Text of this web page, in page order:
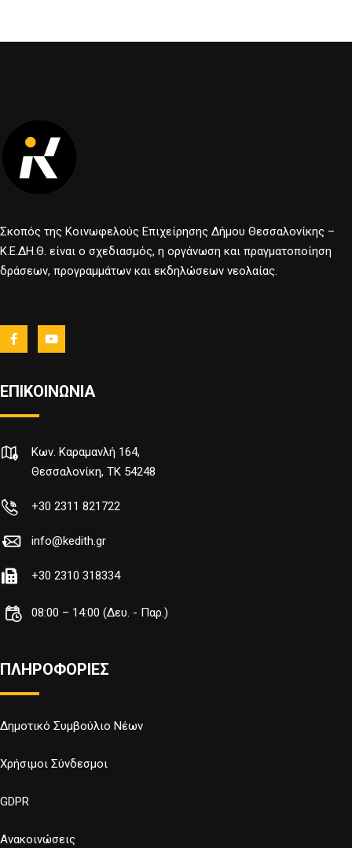
Σκοπός της Κοινωφελούς Επιχείρησης Δήμου Θεσσαλονίκης –
Κ.Ε.ΔΗ.Θ. είναι ο σχεδιασμός, η οργάνωση και πραγματοποίηση
δράσεων, προγραμμάτων και εκδηλώσεων νεολαίας.
ΕΠΙΚΟΙΝΩΝΙΑ
Κων. Καραμανλή 164,
Θεσσαλονίκη, TK 54248
+30 2311 821722
info@kedith.gr
+30 2310 318334
08:00 – 14:00 (Δευ. - Παρ.)
ΠΛΗΡΟΦΟΡΙΕΣ
Δημοτικό Συμβούλιο Νέων
Χρήσιμοι Σύνδεσμοι
GDPR
Ανακοινώσεις